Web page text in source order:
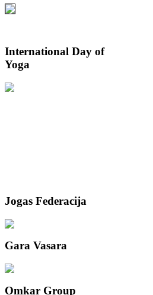
International Day of
Yoga
Jogas Federacija
Gara Vasara
Omkar Group